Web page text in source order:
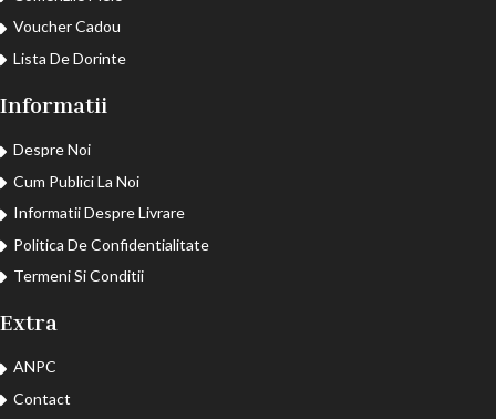
Voucher Cadou
Lista De Dorinte
Informatii
Despre Noi
Cum Publici La Noi
Informatii Despre Livrare
Politica De Confidentialitate
Termeni Si Conditii
Extra
ANPC
Contact